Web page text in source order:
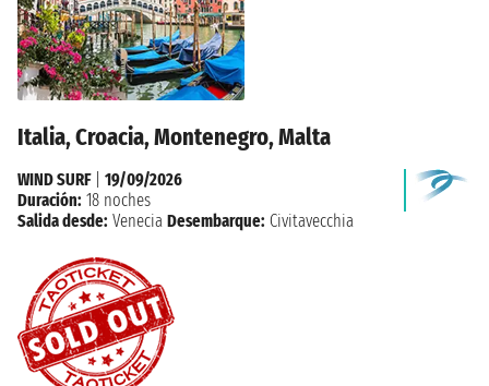
Italia, Croacia, Montenegro, Malta
WIND SURF| 19/09/2026
Duración: 18 noches
Salida desde: Venecia Desembarque: Civitavecchia